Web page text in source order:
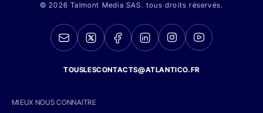
© 2026 Talmont Media SAS. tous droits réservés.
TOUSLESCONTACTS@ATLANTICO.FR
MIEUX NOUS CONNAITRE